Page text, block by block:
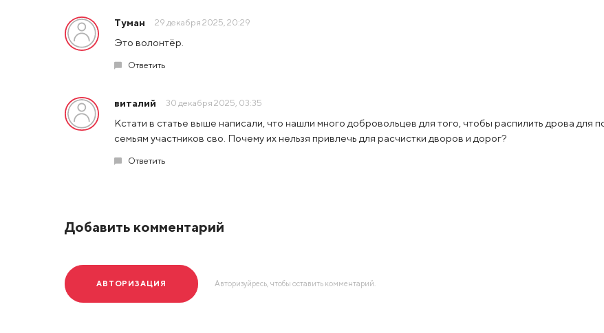
Туман 29 декабря 2025, 20:29
Это волонтёр.
Ответить
виталий 30 декабря 2025, 03:35
Кстати в статье выше написали, что нашли много добровольцев для того, чтобы распилить дрова для
семьям участников сво. Почему их нельзя привлечь для расчистки дворов и дорог?
Ответить
Добавить комментарий
АВТОРИЗАЦИЯ Авторизуйресь, чтобы оставить комментарий.